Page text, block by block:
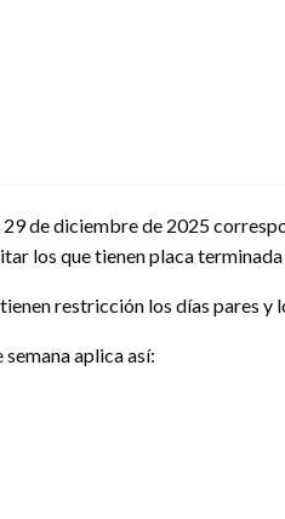
de diciembre de 2025
los que tienen placa
restricción los días pares
aplica así: